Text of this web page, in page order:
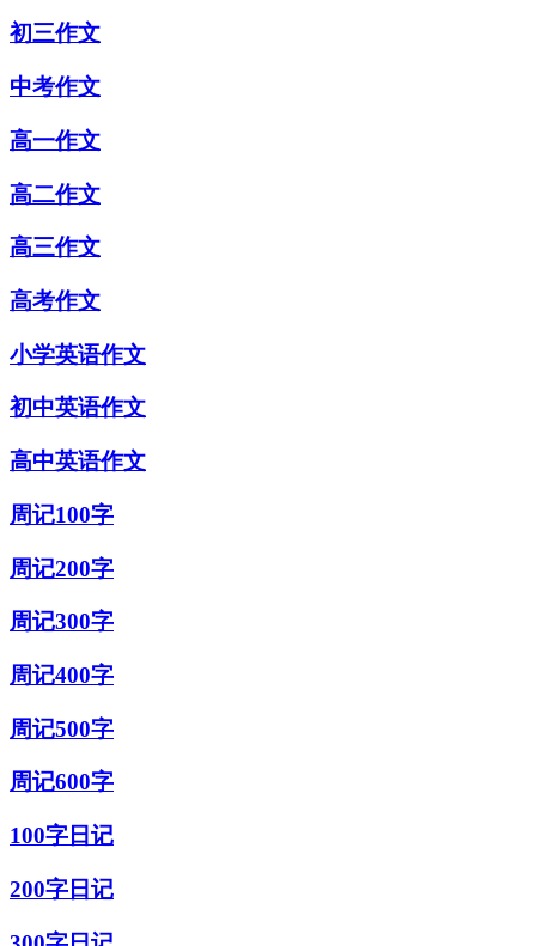
初三作文
中考作文
高一作文
高二作文
高三作文
高考作文
小学英语作文
初中英语作文
高中英语作文
周记100字
周记200字
周记300字
周记400字
周记500字
周记600字
100字日记
200字日记